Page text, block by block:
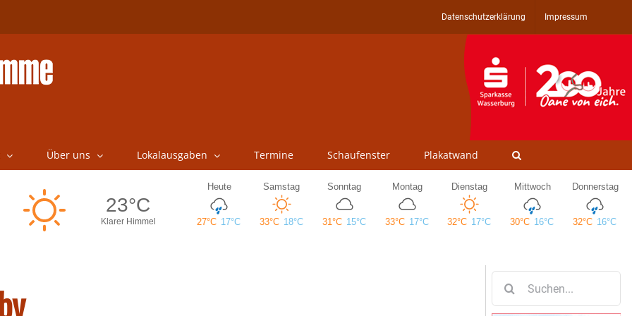
Datenschutzerklärung Impressum
Über uns Lokalausgaben Termine Schaufenster Plakatwand
nach: